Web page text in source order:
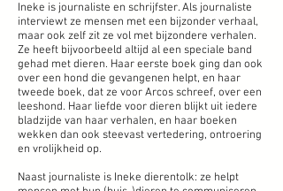
Ineke is journaliste en schrijfster. Als journaliste
interviewt ze mensen met een bijzonder verhaal,
maar ook zelf zit ze vol met bijzondere verhalen.
Ze heeft bijvoorbeeld altijd al een speciale band
gehad met dieren. Haar eerste boek ging dan ook
over een hond die gevangenen helpt, en haar
tweede boek, dat ze voor Arcos schreef, over een
leeshond. Haar liefde voor dieren blijkt uit iedere
bladzijde van haar verhalen, en haar boeken
wekken dan ook steevast vertedering, ontroering
en vrolijkheid op.
Naast journaliste is Ineke dierentolk: ze helpt